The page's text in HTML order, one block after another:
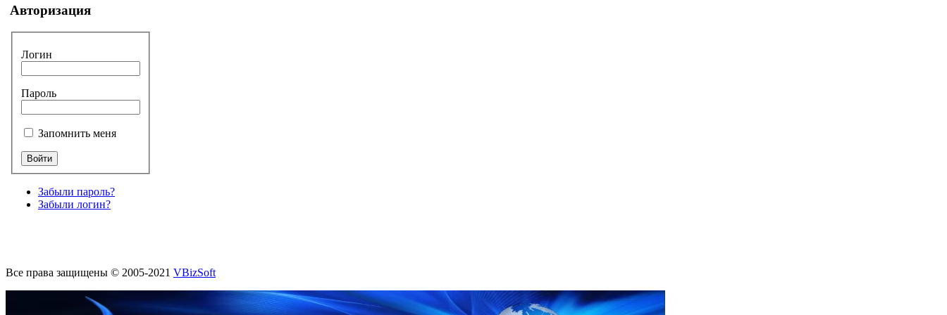
Авторизация
Логин
Пароль
Запомнить меня
Забыли пароль?
Забыли логин?
Все права защищены © 2005-2021 VBizSoft